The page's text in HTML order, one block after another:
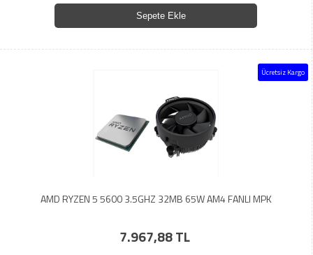
Sepete Ekle
Ücretsiz Kargo
AMD RYZEN 5 5600 3.5GHZ 32MB 65W AM4 FANLI MPK
7.967,88 TL